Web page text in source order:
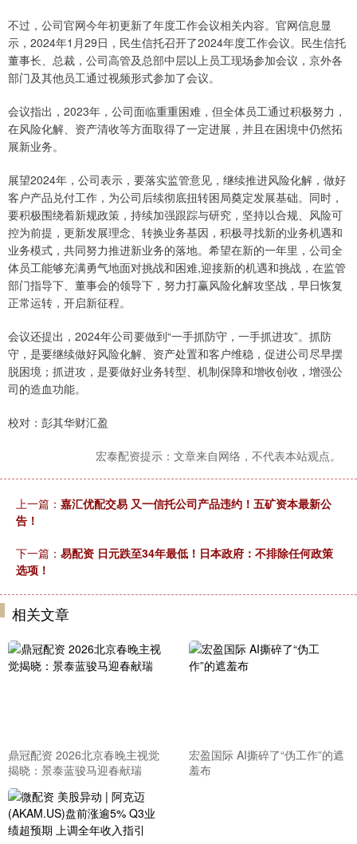
不过，公司官网今年初更新了年度工作会议相关内容。官网信息显
示，2024年1月29日，民生信托召开了2024年度工作会议。民生信托
董事长、总裁，公司高管及总部中层以上员工现场参加会议，京外各
部门及其他员工通过视频形式参加了会议。
会议指出，2023年，公司面临重重困难，但全体员工通过积极努力，
在风险化解、资产清收等方面取得了一定进展，并且在困境中仍然拓
展新业务。
展望2024年，公司表示，要落实监管意见，继续推进风险化解，做好
客户产品兑付工作，为公司后续彻底扭转困局奠定发展基础。同时，
要积极围绕着新规政策，持续加强跟踪与研究，坚持以合规、风险可
控为前提，更新发展理念、转换业务基因，积极寻找新的业务机遇和
业务模式，共同努力推进新业务的落地。希望在新的一年里，公司全
体员工能够充满勇气地面对挑战和困难,迎接新的机遇和挑战，在监管
部门指导下、董事会的领导下，努力打赢风险化解攻坚战，早日恢复
正常运转，开启新征程。
会议还提出，2024年公司要做到“一手抓防守，一手抓进攻”。抓防
守，是要继续做好风险化解、资产处置和客户维稳，促进公司尽早摆
脱困境；抓进攻，是要做好业务转型、机制保障和增收创收，增强公
司的造血功能。
校对：彭其华财汇盈
宏泰配资提示：文章来自网络，不代表本站观点。
上一篇： 嘉汇优配交易 又一信托公司产品违约！五矿资本最新公
告！
下一篇： 易配资 日元跌至34年最低！日本政府：不排除任何政策
选项！
相关文章
鼎冠配资 2026北京春晚主视觉
揭晓：景泰蓝骏马迎春献瑞
宏盈国际 AI撕碎了“伪工作”的遮
羞布